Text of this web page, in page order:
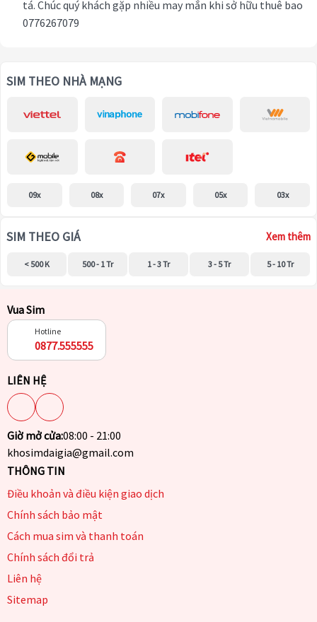
tá. Chúc quý khách gặp nhiều may mắn khi sở hữu thuê bao
0776267079
SIM THEO NHÀ MẠNG
09x 08x 07x 05x 03x
SIM THEO GIÁ Xem thêm
< 500 K 500 - 1 Tr 1 - 3 Tr 3 - 5 Tr 5 - 10 Tr
Vua Sim
Hotline
0877.555555
LIÊN HỆ
Giờ mở cửa:08:00 - 21:00
khosimdaigia@gmail.com
THÔNG TIN
Điều khoản và điều kiện giao dịch
Chính sách bảo mật
Cách mua sim và thanh toán
Chính sách đổi trả
Liên hệ
Sitemap